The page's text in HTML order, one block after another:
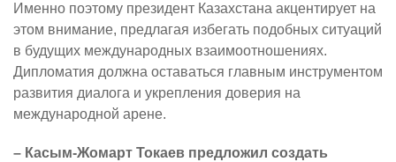
Именно поэтому президент Казахстана акцентирует на
этом внимание, предлагая избегать подобных ситуаций
в будущих международных взаимоотношениях.
Дипломатия должна оставаться главным инструментом
развития диалога и укрепления доверия на
международной арене.
– Касым-Жомарт Токаев предложил создать